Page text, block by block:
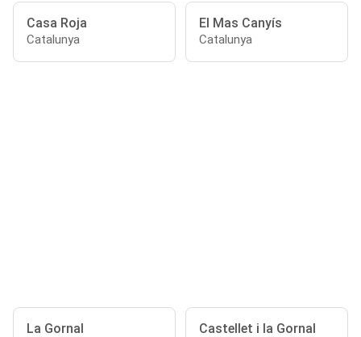
Casa Roja
Catalunya
El Mas Canyís
Catalunya
La Gornal Castellet i la Gornal